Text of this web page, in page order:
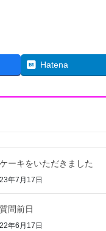
Hatena
ーキをいただきました
年7月17日
問前日
年6月17日